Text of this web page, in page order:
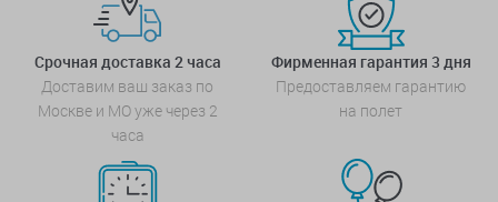
Срочная доставка 2 часа
Доставим ваш заказ по
Москве и МО уже через 2
часа
Фирменная гарантия 3 дня
Предоставляем гарантию
на полет